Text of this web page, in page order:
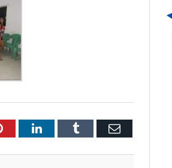
PinterestLinkedInTumblr Email